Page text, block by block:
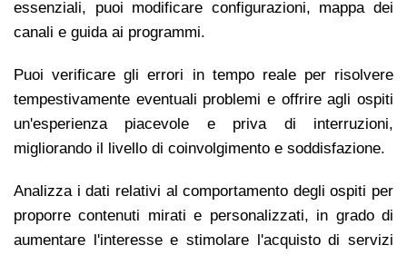
essenziali, puoi modificare configurazioni, mappa dei
canali e guida ai programmi.
Puoi verificare gli errori in tempo reale per risolvere
tempestivamente eventuali problemi e offrire agli ospiti
un'esperienza piacevole e priva di interruzioni,
migliorando il livello di coinvolgimento e soddisfazione.
Analizza i dati relativi al comportamento degli ospiti per
proporre contenuti mirati e personalizzati, in grado di
aumentare l'interesse e stimolare l'acquisto di servizi